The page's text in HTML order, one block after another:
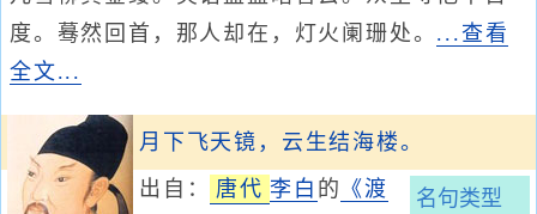
度。蓦然回首，那人却在，灯火阑珊处。 ...查看
全文...
月下飞天镜，云生结海楼。
名句类型
出自： 唐代 李白 的 《渡